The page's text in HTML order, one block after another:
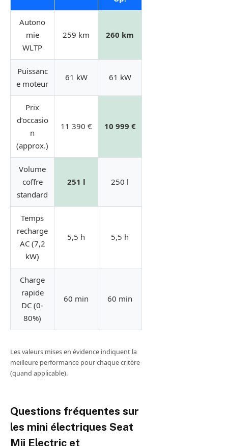
Autono
mie
WLTP
259 km 260 km
Puissanc
e moteur
61 kW 61 kW
Prix
d’occasio
n
(approx.)
11 390 € 10 999 €
Volume
coffre
standard
251 l 250 l
Temps
recharge
AC (7,2
kW)
5,5 h 5,5 h
Charge
rapide
DC (0-
80%)
60 min 60 min
Les valeurs mises en évidence indiquent la
meilleure performance pour chaque critère
(quand applicable).
Questions fréquentes sur
les mini électriques Seat
Mii Electric et